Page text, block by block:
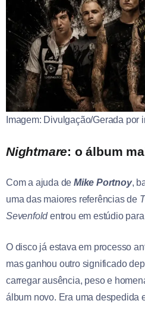
Imagem: Divulgação/Gerada por
Nightmare: o álbum
Com a ajuda de Mike Portnoy,
uma das maiores referências de
Sevenfoldentrou em estúdio
O disco já estava em processo
mas ganhou outro significado
carregar ausência, peso e
álbum novo. Era uma despedida